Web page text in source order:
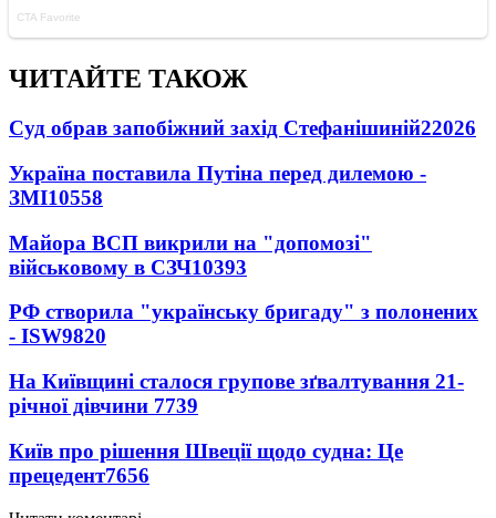
ЧИТАЙТЕ ТАКОЖ
Суд обрав запобіжний захід Стефанішиній22026
Україна поставила Путіна перед дилемою -
ЗМІ10558
Майора ВСП викрили на "допомозі"
військовому в СЗЧ10393
РФ створила "українську бригаду" з полонених
- ISW9820
На Київщині сталося групове зґвалтування 21-
річної дівчини 7739
Київ про рішення Швеції щодо судна: Це
прецедент7656